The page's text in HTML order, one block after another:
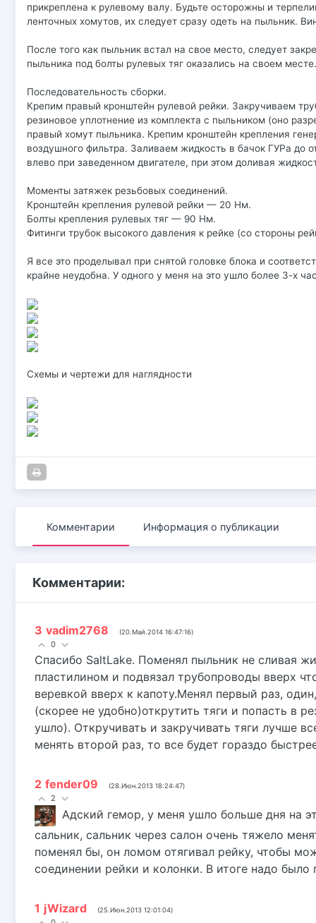
прикреплена к рулевому валу. Будьте осторожны и
ленточных хомутов, их следует сразу одеть на пыльник.
После того как пыльник встал на свое место, следует
пыльника под болты рулевых тяг оказались на своем месте.
Последовательность сборки.
Крепим правый кронштейн рулевой рейки. Закручиваем
резиновое уплотнение из комплекта с пыльником (оно
правый хомут пыльника. Крепим кронштейн крепления
воздушного фильтра. Заливаем жидкость в бачок ГУРа до
влево при заведенном двигателе, при этом доливая
Моменты затяжек резьбовых соединений.
Кронштейн крепления рулевой рейки — 20 Нм.
Болты крепления рулевых тяг — 90 Нм.
Фитинги трубок высокого давления к рейке (со стороны
Я все это проделывал при снятой головке блока и
крайне неудобна. У одного у меня на это ушло более 3-х
Схемы и чертежи для наглядности
Комментарии Информация о публикации
Комментарии:
3 vadim2768 (20.Май.2014 16:47:16)
0
Cпасибо SaltLake. Поменял пыльник не сливая
пластилином и подвязал трубопроводы вверх
веревкой вверх к капоту.Менял первый раз,
(скорее не удобно)открутить тяги и попасть в
ушло). Откручивать и закручивать тяги лучше
менять второй раз, то все будет гораздо
2 fender09 (28.Июн.2013 18:24:47)
2
Адский гемор, у меня ушло больше дня на
сальник, сальник через салон очень тяжело
поменял бы, он ломом отягивал рейку, чтобы
соединении рейки и колонки. В итоге надо было
1 jWizard (25.Июн.2013 12:01:04)